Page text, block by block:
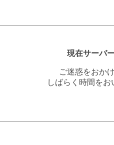
現在サーバ
ご迷惑をおか
しばらく時間を